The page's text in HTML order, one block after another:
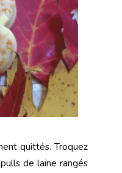
quittés. Troquez
de laine rangés